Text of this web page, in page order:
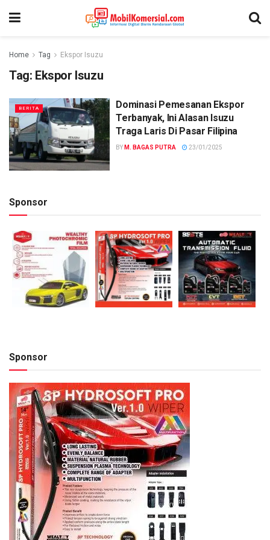
Home Tag Ekspor Isuzu
Tag: Ekspor Isuzu
BERITA
Dominasi Pemesanan Ekspor
Terbanyak, Ini Alasan Isuzu
Traga Laris Di Pasar Filipina
BY M. BAGAS PUTRA 23/01/2025
Sponsor
Sponsor